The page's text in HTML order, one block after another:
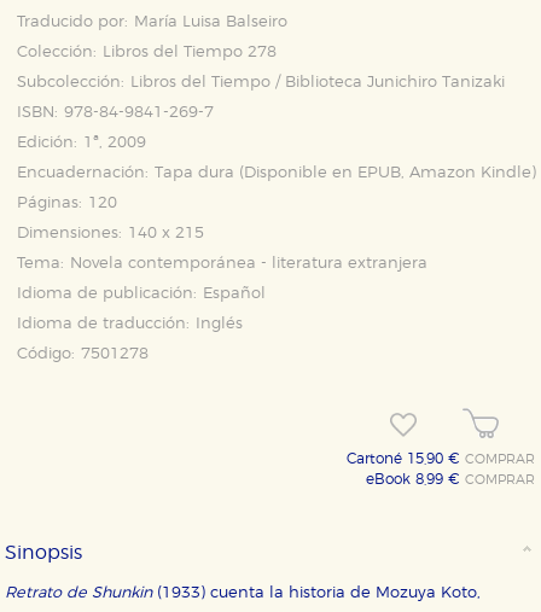
Traducido por:
María Luisa Balseiro
Colección:
Libros del Tiempo 278
Subcolección:
Libros del Tiempo / Biblioteca Junichiro Tanizaki
ISBN: 978-84-9841-269-7
Edición: 1ª, 2009
Encuadernación: Tapa dura (Disponible en EPUB,Amazon Kindle )
Páginas: 120
Dimensiones: 140 x 215
Tema:
Novela contemporánea - literatura extranjera
Idioma de publicación:
Español
Idioma de traducción:
Inglés
Código: 7501278
Cartoné 15,90 €COMPRAR
eBook 8,99 €COMPRAR
Sinopsis
Retrato de Shunkin(1933) cuenta la historia de Mozuya Koto,